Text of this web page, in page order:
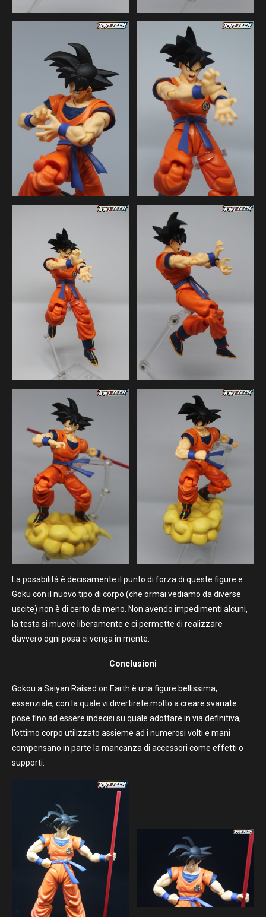
La posabilità è decisamente il punto di forza di queste figure e
Goku con il nuovo tipo di corpo (che ormai vediamo da diverse
uscite) non è di certo da meno. Non avendo impedimenti alcuni,
la testa si muove liberamente e ci permette di realizzare
davvero ogni posa ci venga in mente.
Conclusioni
Gokou a Saiyan Raised on Earth è una figure bellissima,
essenziale, con la quale vi divertirete molto a creare svariate
pose fino ad essere indecisi su quale adottare in via definitiva,
l’ottimo corpo utilizzato assieme ad i numerosi volti e mani
compensano in parte la mancanza di accessori come effetti o
supporti.